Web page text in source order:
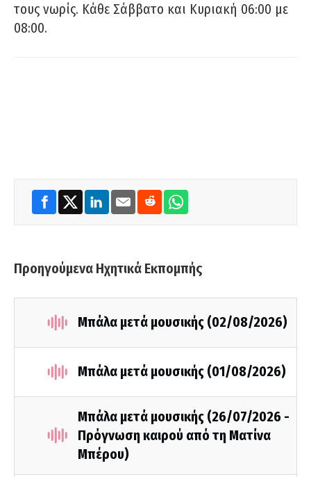
τους νωρίς. Κάθε Σάββατο και Κυριακή 06:00 με
08:00.
Προηγούμενα Ηχητικά Εκπομπής
Μπάλα μετά μουσικής (02/08/2026)
Μπάλα μετά μουσικής (01/08/2026)
Μπάλα μετά μουσικής (26/07/2026 -
Πρόγνωση καιρού από τη Ματίνα
Μπέρου)